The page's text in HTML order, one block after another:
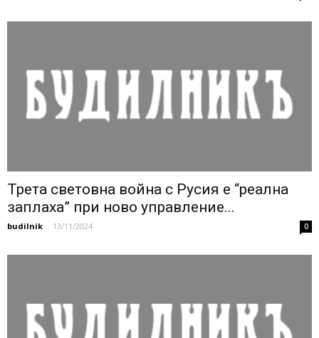
Трета световна война с Русия е “реална
заплаха” при ново управление...
budilnik - 13/11/2024 0